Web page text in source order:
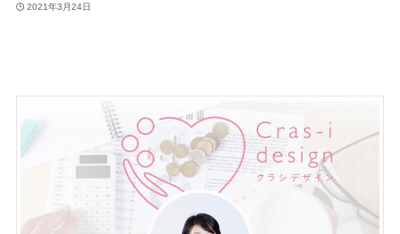
2021年3月24日